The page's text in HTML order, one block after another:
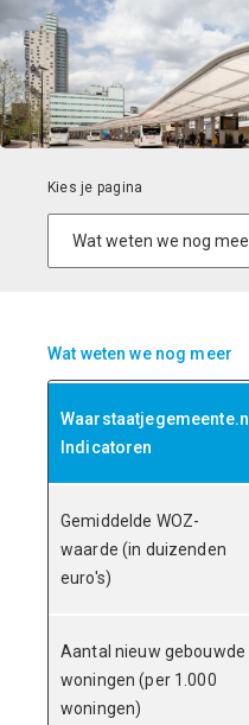
Wat weten we nog meer
Waarstaatjegemeente.nl
Indicatoren
Gemiddelde WOZ-
waarde (in duizenden
euro's)
Aantal nieuw gebouwde
woningen (per 1.000
woningen)